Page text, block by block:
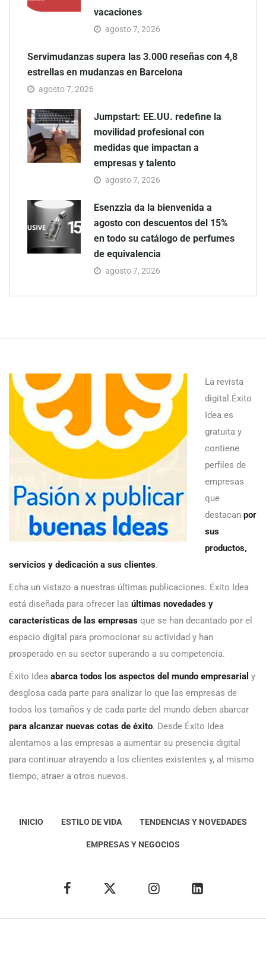
vacaciones
agosto 7, 2026
Servimudanzas supera las 3.000 reseñas con 4,8
estrellas en mudanzas en Barcelona
agosto 7, 2026
Jumpstart: EE.UU. redefine la
movilidad profesional con
medidas que impactan a
empresas y talento
agosto 7, 2026
Esenzzia da la bienvenida a
agosto con descuentos del 15%
en todo su catálogo de perfumes
de equivalencia
agosto 7, 2026
La revista
digital Éxito
Idea es
gratuita y
contiene
perfiles de
empresas
que
destacan por
sus
productos,
servicios y dedicación a sus clientes.
Echa un vistazo a nuestras últimas publicaciones. Éxito Idea
está diseñada para ofrecer las últimas novedades y
características de las empresas que se han decantado por el
espacio digital para promocionar su actividad y han
prosperado en su sector superando a su competencia.
Éxito Idea abarca todos los aspectos del mundo empresarial y
desglosa cada parte para analizar lo que las empresas de
todos los tamaños y de cada parte del mundo deben abarcar
para alcanzar nuevas cotas de éxito. Desde Éxito Idea
alentamos a las empresas a aumentar su presencia digital
para continuar atrayendo a los clientes existentes y, al mismo
tiempo, atraer a otros nuevos.
INICIO ESTILO DE VIDA TENDENCIAS Y NOVEDADES
EMPRESAS Y NEGOCIOS